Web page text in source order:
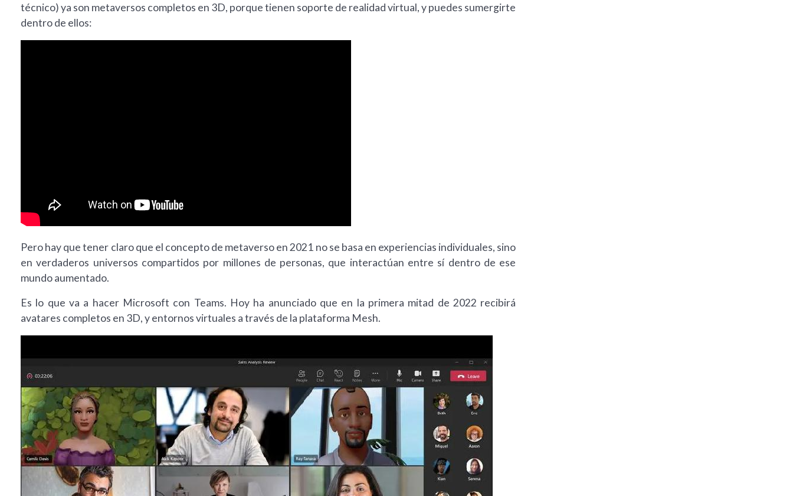
técnico) ya son metaversos completos en 3D, porque tienen soporte de realidad virtual, y puedes sumergirte
dentro de ellos:
Pero hay que tener claro que el concepto de metaverso en 2021 no se basa en experiencias individuales, sino
en verdaderos universos compartidos por millones de personas, que interactúan entre sí dentro de ese
mundo aumentado.
Es lo que va a hacer Microsoft con Teams. Hoy ha anunciado que en la primera mitad de 2022 recibirá
avatares completos en 3D, y entornos virtuales a través de la plataforma Mesh.